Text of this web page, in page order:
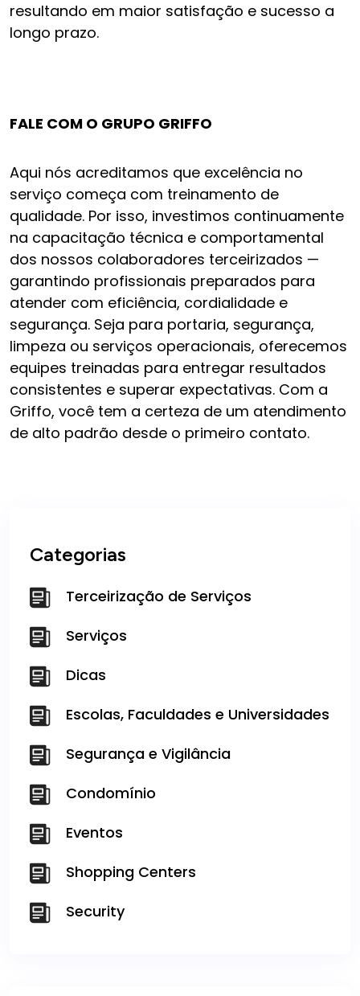
resultando em maior satisfação e sucesso a
longo prazo.
FALE COM O GRUPO GRIFFO
Aqui nós acreditamos que excelência no
serviço começa com treinamento de
qualidade. Por isso, investimos continuamente
na capacitação técnica e comportamental
dos nossos colaboradores terceirizados —
garantindo profissionais preparados para
atender com eficiência, cordialidade e
segurança. Seja para portaria, segurança,
limpeza ou serviços operacionais, oferecemos
equipes treinadas para entregar resultados
consistentes e superar expectativas. Com a
Griffo, você tem a certeza de um atendimento
de alto padrão desde o primeiro contato.
Categorias
Terceirização de Serviços
Serviços
Dicas
Escolas, Faculdades e Universidades
Segurança e Vigilância
Condomínio
Eventos
Shopping Centers
Security